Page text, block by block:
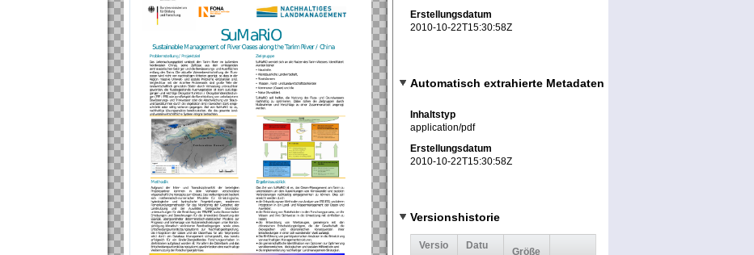
Erstellungsdatum
2010-10-22T15:30:58Z
Automatisch extrahierte Metadaten
Inhaltstyp
application/pdf
Erstellungsdatum
2010-10-22T15:30:58Z
Versionshistorie
Versio
Datu
Größe